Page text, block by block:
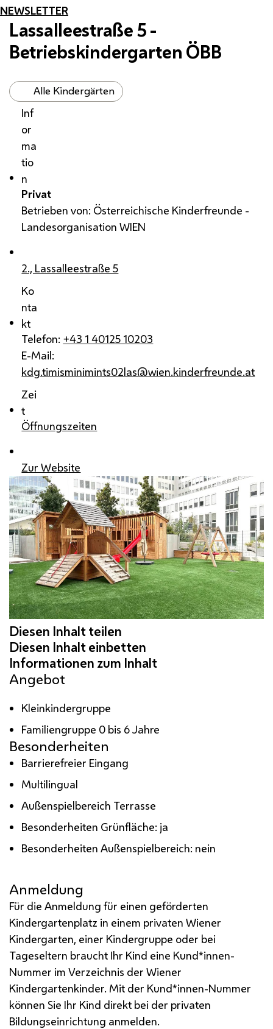
NEWSLETTER
Lassalleestraße 5 -
Betriebskindergarten ÖBB
Alle Kindergärten
Inf
or
ma
tio
n
Privat
Betrieben von: Österreichische Kinderfreunde -
Landesorganisation WIEN
2., Lassalleestraße 5
Ko
nta
kt
Telefon: +43 1 40125 10203
E-Mail:
kdg.timisminimints02las@wien.kinderfreunde.at
Zei
t
Öffnungszeiten
Zur Website
Angebot
Kleinkindergruppe
Familiengruppe 0 bis 6 Jahre
Besonderheiten
Barrierefreier Eingang
Multilingual
Außenspielbereich Terrasse
Besonderheiten Grünfläche: ja
Besonderheiten Außenspielbereich: nein
Anmeldung
Für die Anmeldung für einen geförderten
Kindergartenplatz in einem privaten Wiener
Kindergarten, einer Kindergruppe oder bei
Tageseltern braucht Ihr Kind eine Kund*innen-
Nummer im Verzeichnis der Wiener
Kindergartenkinder. Mit der Kund*innen-Nummer
können Sie Ihr Kind direkt bei der privaten
Bildungseinrichtung anmelden.